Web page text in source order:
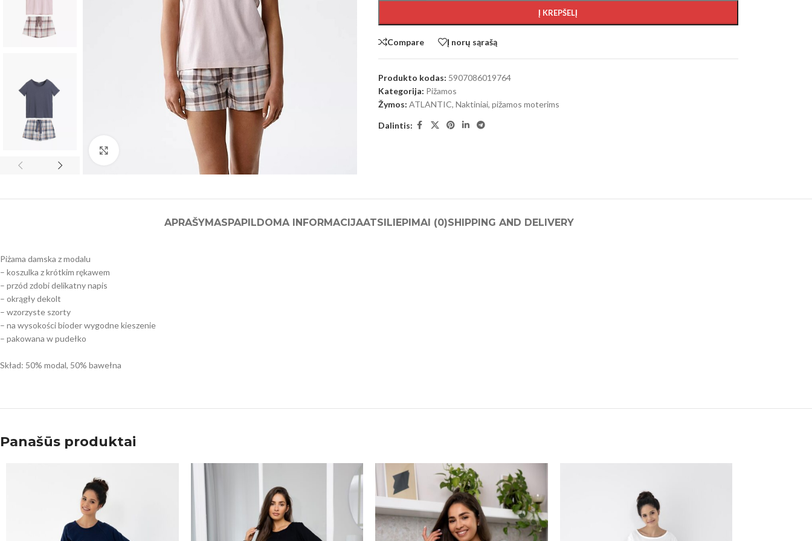
Į KREPŠELĮ
Compare Į norų sąrašą
Produkto kodas: 5907086019764
Kategorija: Pižamos
Žymos: ATLANTIC, Naktiniai, pižamos moterims
Dalintis:
APRAŠYMASPAPILDOMA INFORMACIJAATSILIEPIMAI (0)SHIPPING AND DELIVERY
Piżama damska z modalu
– koszulka z krótkim rękawem
– przód zdobi delikatny napis
– okrągły dekolt
– wzorzyste szorty
– na wysokości bioder wygodne kieszenie
– pakowana w pudełko
Skład: 50% modal, 50% bawełna
Panašūs produktai